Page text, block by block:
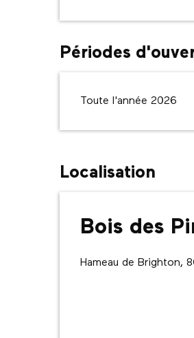
Périodes
Toute l'année 2026
Localisation
Bois des
Hameau de Brighton,